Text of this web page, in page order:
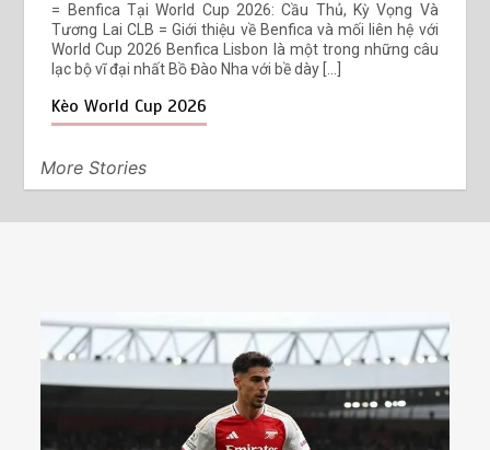
= Benfica Tại World Cup 2026: Cầu Thủ, Kỳ Vọng Và
Tương Lai CLB = Giới thiệu về Benfica và mối liên hệ với
World Cup 2026 Benfica Lisbon là một trong những câu
lạc bộ vĩ đại nhất Bồ Đào Nha với bề dày […]
Kèo World Cup 2026
More Stories